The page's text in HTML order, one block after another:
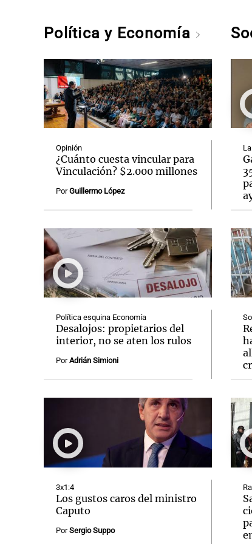
Política y Economía
Opinión
¿Cuánto cuesta vincular para
Vinculación? $2.000 millones
PorGuillermo López
Política esquina Economía
Desalojos: propietarios del
interior, no se aten los rulos
PorAdrián Simioni
3x1:4
Los gustos caros del ministro
Caputo
PorSergio Suppo